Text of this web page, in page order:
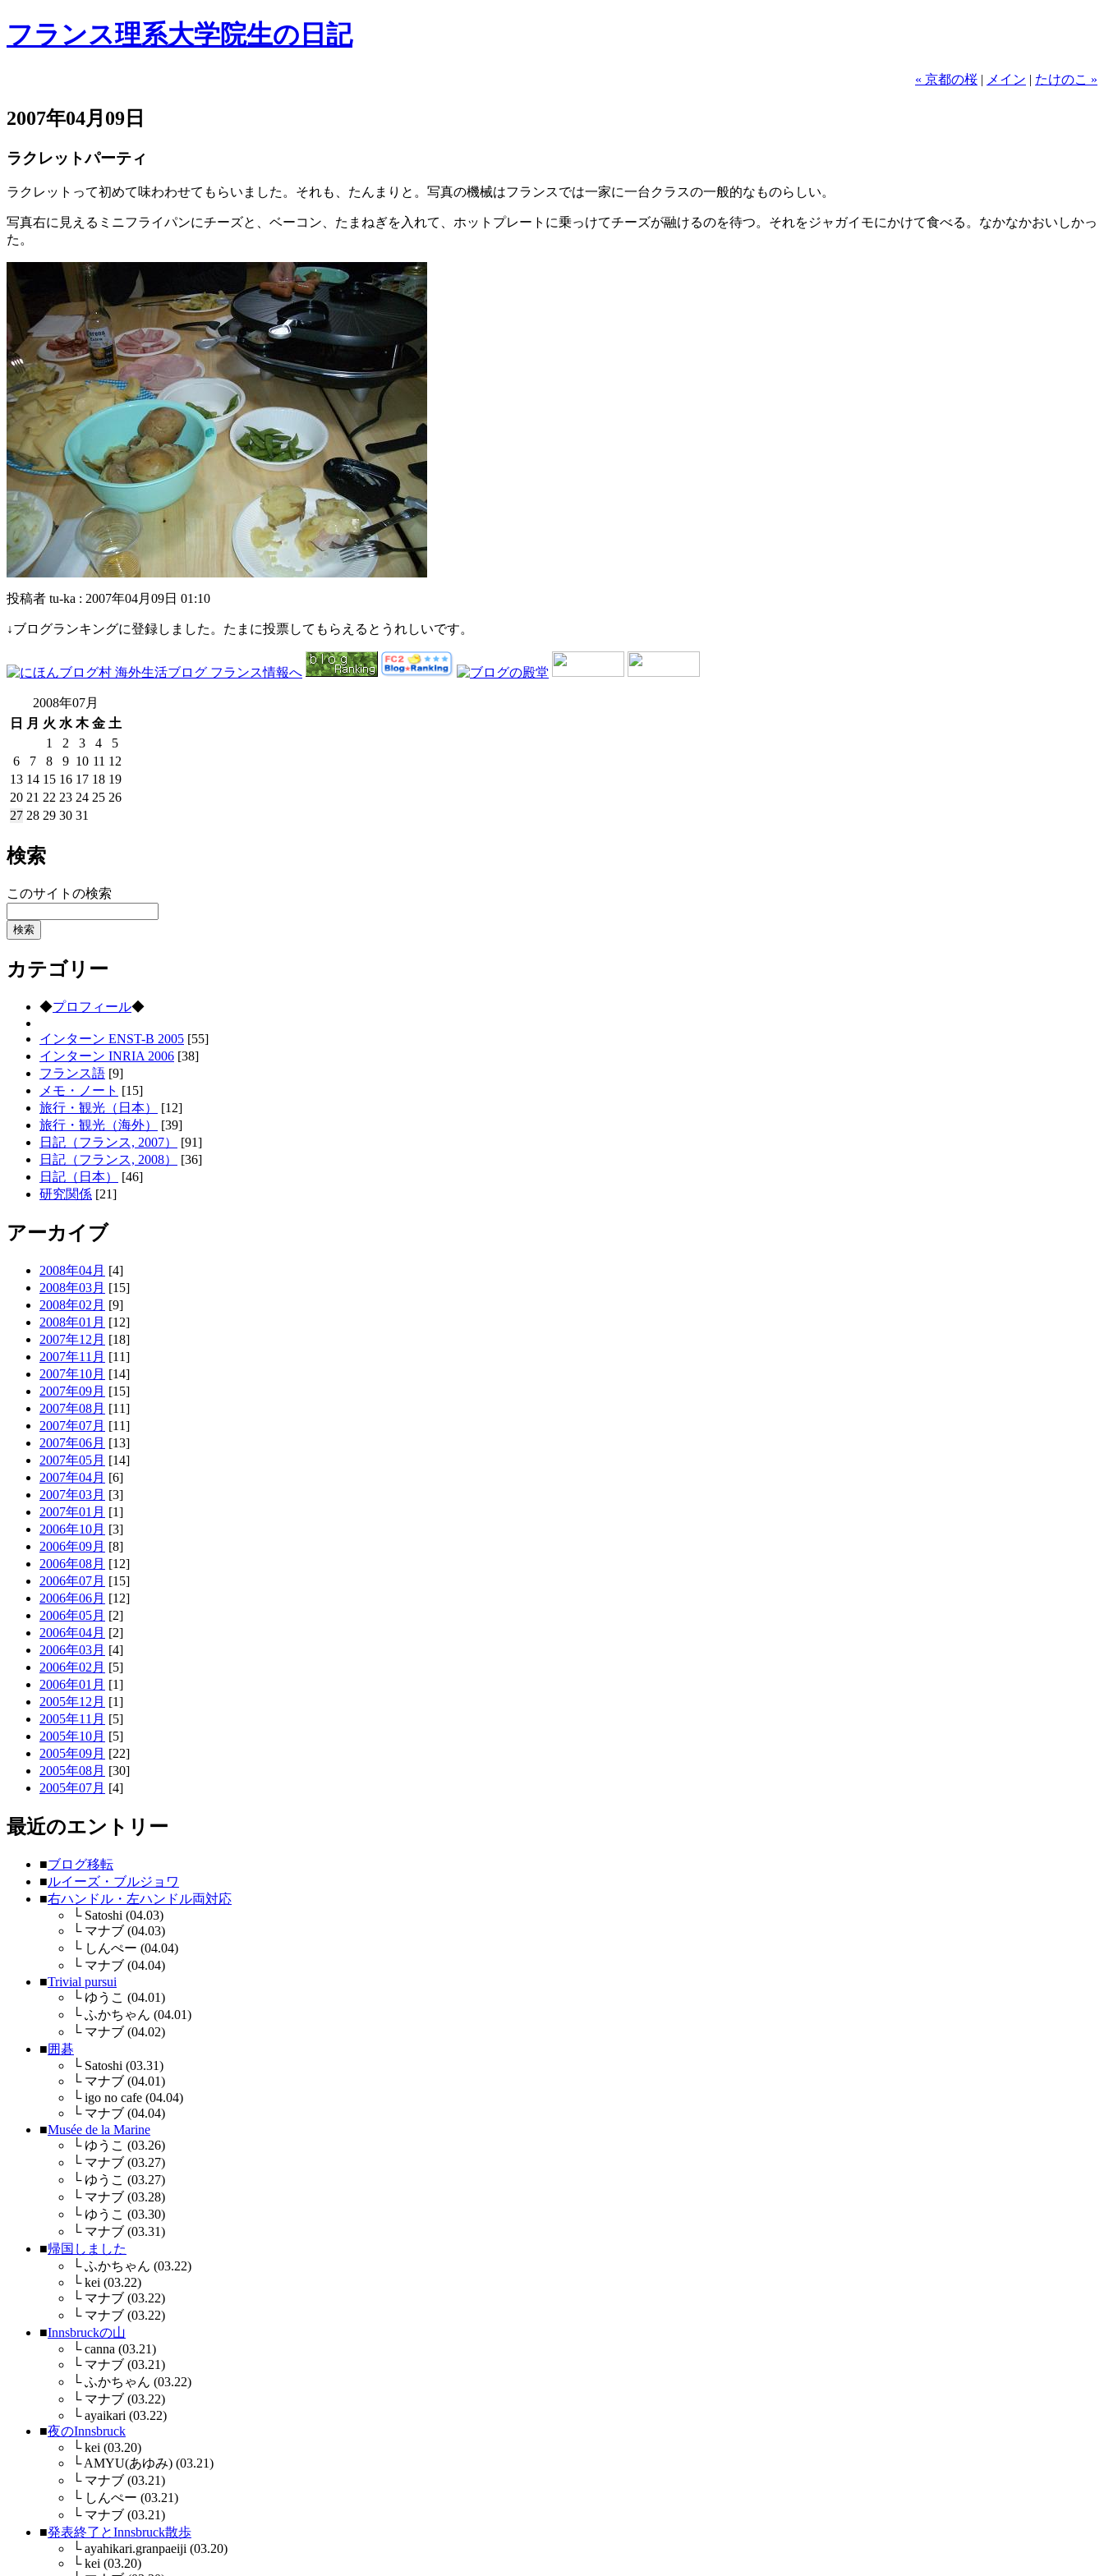
フランス理系大学院生の日記
« 京都の桜 | メイン | たけのこ »
2007年04月09日
ラクレットパーティ
ラクレットって初めて味わわせてもらいました。それも、たんまりと。写真の機械はフランスでは一家に一台クラスの一般的なものらしい。
写真右に見えるミニフライパンにチーズと、ベーコン、たまねぎを入れて、ホットプレートに乗っけてチーズが融けるのを待つ。それをジャガイモにかけて食べる。なかなかおいしかっ
た。
投稿者 tu-ka : 2007年04月09日 01:10
↓ブログランキングに登録しました。たまに投票してもらえるとうれしいです。
2008年07月
日 月 火 水 木 金 土
1
2 3 4
5
6
7 8 9 10 11 12
13 14 15 16 17 18 19
20 21 22 23 24 25 26
27 28 29 30 31
検索
このサイトの検索
カテゴリー
◆プロフィール◆
インターン ENST-B 2005 [55]
インターン INRIA 2006 [38]
フランス語 [9]
メモ・ノート [15]
旅行・観光（日本）
[12]
旅行・観光（海外）
[39]
日記（フランス, 2007）
[91]
日記（フランス, 2008）
[36]
日記（日本）
[46]
研究関係 [21]
アーカイブ
2008年04月 [4]
2008年03月 [15]
2008年02月 [9]
2008年01月 [12]
2007年12月 [18]
2007年11月 [11]
2007年10月 [14]
2007年09月 [15]
2007年08月 [11]
2007年07月 [11]
2007年06月 [13]
2007年05月 [14]
2007年04月 [6]
2007年03月 [3]
2007年01月 [1]
2006年10月 [3]
2006年09月 [8]
2006年08月 [12]
2006年07月 [15]
2006年06月 [12]
2006年05月 [2]
2006年04月 [2]
2006年03月 [4]
2006年02月 [5]
2006年01月 [1]
2005年12月 [1]
2005年11月 [5]
2005年10月 [5]
2005年09月 [22]
2005年08月 [30]
2005年07月 [4]
最近のエントリー
■ブログ移転
■ルイーズ・ブルジョワ
■右ハンドル・左ハンドル両対応
└Satoshi (04.03)
└マナブ (04.03)
└しんぺー (04.04)
└マナブ (04.04)
■Trivial pursui
└ゆうこ (04.01)
└ふかちゃん (04.01)
└マナブ (04.02)
■囲碁
└Satoshi (03.31)
└マナブ (04.01)
└igo no cafe (04.04)
└マナブ (04.04)
■Musée de la Marine
└ゆうこ (03.26)
└マナブ (03.27)
└ゆうこ (03.27)
└マナブ (03.28)
└ゆうこ (03.30)
└マナブ (03.31)
■帰国しました
└ふかちゃん (03.22)
└kei (03.22)
└マナブ (03.22)
└マナブ (03.22)
■Innsbruckの山
└canna (03.21)
└マナブ (03.21)
└ふかちゃん (03.22)
└マナブ (03.22)
└ayaikari (03.22)
■夜のInnsbruck
└kei (03.20)
└AMYU(あゆみ) (03.21)
└マナブ (03.21)
└しんぺー (03.21)
└マナブ (03.21)
■発表終了とInnsbruck散歩
└ayahikari.granpaeiji (03.20)
└kei (03.20)